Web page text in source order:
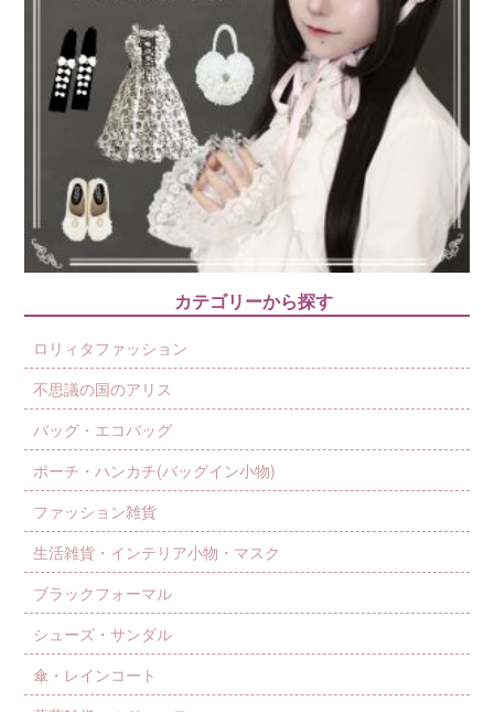
カテゴリーから探す
ロリィタファッション
不思議の国のアリス
バッグ・エコバッグ
ポーチ・ハンカチ(バッグイン小物)
ファッション雑貨
生活雑貨・インテリア小物・マスク
ブラックフォーマル
シューズ・サンダル
傘・レインコート